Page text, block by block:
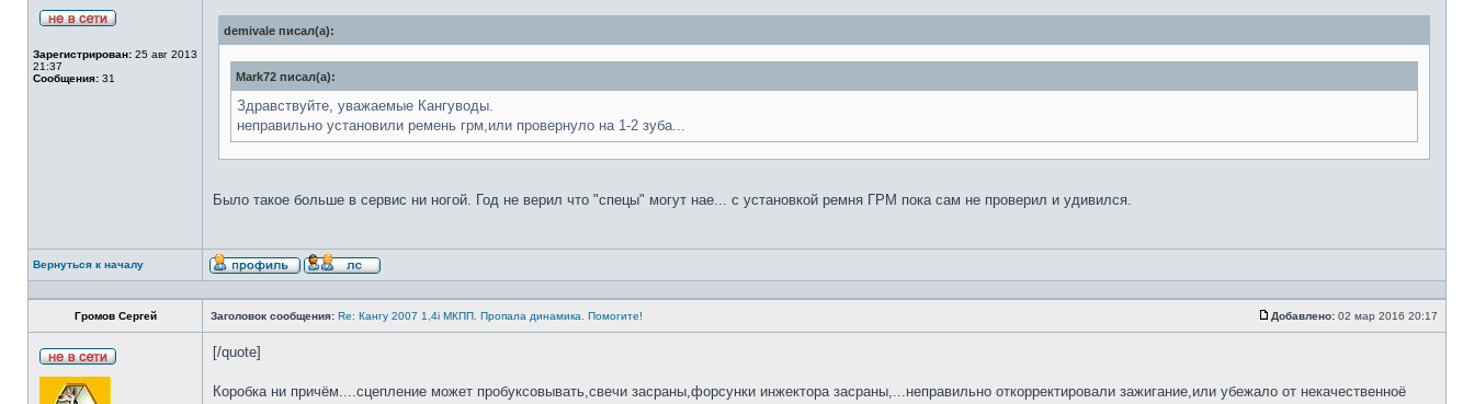
Зарегистрирован: 25 авг 2013
21:37
Сообщения: 31
demivale писал(а):
Mark72 писал(а):
Здравствуйте, уважаемые Кангуводы.
неправильно установили ремень грм,или провернуло на 1-2 зуба...
Было такое больше в сервис ни ногой. Год не верил что "спецы" могут нае... с установкой ремня ГРМ пока сам не проверил и удивился.
Вернуться к началу
Громов Сергей Заголовок сообщения: Re: Кангу 2007 1,4i МКПП. Пропала динамика. Помогите! Добавлено: 02 мар 2016 20:17
[/quote]
Коробка ни причём....сцепление может пробуксовывать,свечи засраны,форсунки инжектора засраны,...неправильно откорректировали зажигание,или убежало от некачественноё